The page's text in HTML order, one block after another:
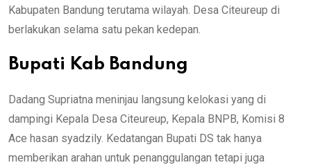
Kabupaten Bandung terutama wilayah. Desa Citeureup di
berlakukan selama satu pekan kedepan.
Bupati Kab Bandung
Dadang Supriatna meninjau langsung kelokasi yang di
dampingi Kepala Desa Citeureup, Kepala BNPB, Komisi 8
Ace hasan syadzily. Kedatangan Bupati DS tak hanya
memberikan arahan untuk penanggulangan tetapi juga